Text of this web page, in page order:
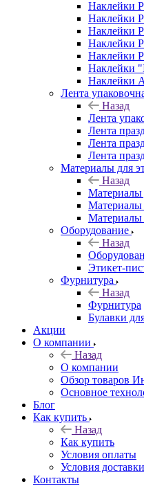
Наклейки
Наклейки
Наклейки
Наклейки
Наклейки
Наклейки
Наклейки
Лента
Назад
Лента
Лента
Лента
Лента
Материалы для
Назад
Материалы
Материалы
Материалы
Оборудование
Назад
Этикет-
Фурнитура
Назад
Фурнитура
Булавки
Акции
О компании
Назад
О компании
Обзор товаров
Основное
Блог
Как купить
Назад
Как купить
Условия оплаты
Условия доставки
Контакты